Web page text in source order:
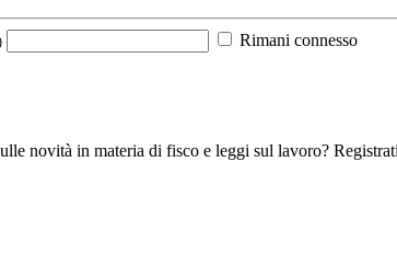
Rimani connesso
novità in materia di fisco e leggi sul lavoro?